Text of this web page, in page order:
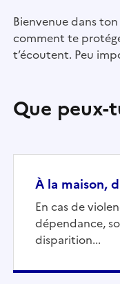
Bienvenue dans
comment te
t’écoutent. Peu
Que peux-
À la maison,
En cas de
dépendance,
disparition...